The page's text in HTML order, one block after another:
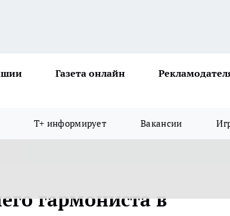
Газета онлайн
Т+ информирует Вакансии
гармониста в